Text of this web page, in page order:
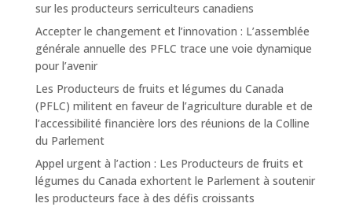
sur les producteurs serriculteurs canadiens
Accepter le changement et l’innovation : L’assemblée
générale annuelle des PFLC trace une voie dynamique
pour l’avenir
Les Producteurs de fruits et légumes du Canada
(PFLC) militent en faveur de l’agriculture durable et de
l’accessibilité financière lors des réunions de la Colline
du Parlement
Appel urgent à l’action : Les Producteurs de fruits et
légumes du Canada exhortent le Parlement à soutenir
les producteurs face à des défis croissants